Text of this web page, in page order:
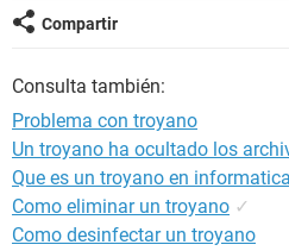
Compartir
Consulta también:
Problema con troyano
Un troyano ha ocultado los
Que es un troyano en informatica
Como eliminar un troyano ✓
Como desinfectar un troyano